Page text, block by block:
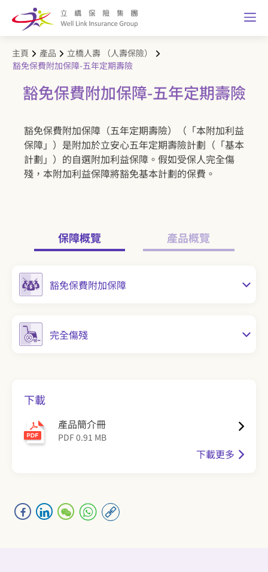
主頁 產品
立橋人壽 （人壽保險）
豁免保費附加保障-五年定期壽險
豁免保費附加保障-五年定期壽險
豁免保費附加保障（五年定期壽險）（「本附加利益
保障」）是附加於立安心五年定期壽險計劃（「基本
計劃」）的自選附加利益保障。假如受保人完全傷
殘，本附加利益保障將豁免基本計劃的保費。
保障概覽 產品概覽
豁免保費附加保障
完全傷殘
下載
產品簡介冊
PDF 0.91 MB
下載更多